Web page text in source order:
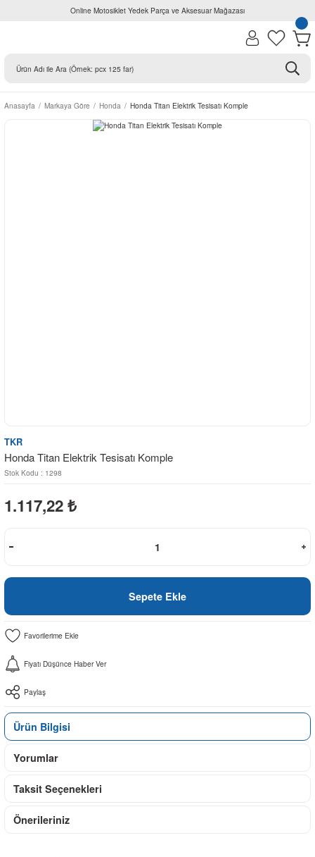
Online Motosiklet Yedek Parça ve Aksesuar Mağazası
Anasayfa Markaya Göre Honda Honda Titan Elektrik Tesisatı Komple
TKR
Honda Titan Elektrik Tesisatı Komple
Stok Kodu : 1298
1.117,22 ₺
Sepete Ekle
Fiyatı Düşünce Haber Ver
Paylaş
Ürün Bilgisi
Yorumlar
Taksit Seçenekleri
Önerileriniz